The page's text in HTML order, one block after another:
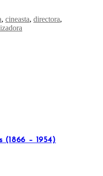
, cineasta, directora,
– 1954)